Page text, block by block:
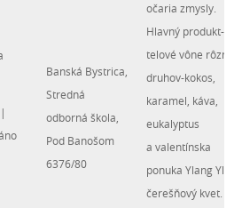
Banská Bystrica,
Stredná
odborná škola,
Pod Banošom
6376/80
očaria zmysly.
Hlavný produkt-
telové vône
druhov-kokos,
karamel, káva,
eukalyptus
a valentínska
ponuka Ylang
čerešňový kvet.